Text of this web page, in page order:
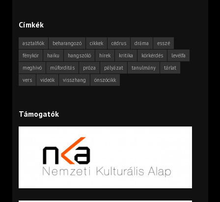
Címkék
asztalfiók beharangozó cikkek cédrus dráma
esszé
fénykör
haiku hangszóló hírek kritika körkérdés
levélfa
meghívó
műfordítás próza pályázat tanulmány
tárlat
vers
videók visszhang önszócikk
Támogatók